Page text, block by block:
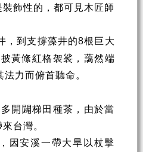
飾性的，都可見木匠師
，到支撐藻井的8根巨大
黃絛紅格袈裟，藹然端
力而俯首聽命。
開闢梯田種茶，由於當
台灣。
因安溪一帶大旱以杖擊